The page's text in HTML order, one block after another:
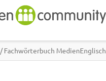
/ Fachwörterbuch MedienEnglisch